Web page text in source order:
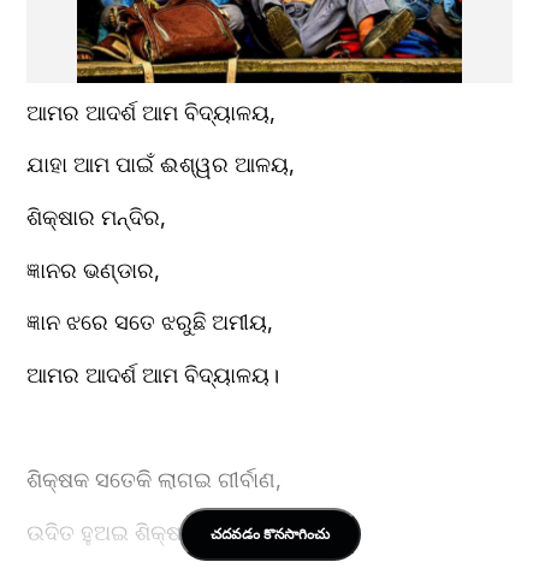
ଆମର ଆଦର୍ଶ ଆମ ବିଦ୍ୟାଳୟ,
ଯାହା ଆମ ପାଇଁ ଈଶ୍ୱର ଆଳୟ,
ଶିକ୍ଷାର ମନ୍ଦିର,
ଜ୍ଞାନର ଭଣ୍ଡାର,
ଜ୍ଞାନ ଝରେ ସତେ ଝରୁଛି ଅମୀୟ,
ଆମର ଆଦର୍ଶ ଆମ ବିଦ୍ୟାଳୟ।
ଶିକ୍ଷକ ସତେକି ଲାଗଇ ଗୀର୍ବାଣ,
ଉଦିତ ହୁଅଇ ଶିକ୍ଷାର ଅରୁଣ,చదవడం కొనసాగించు